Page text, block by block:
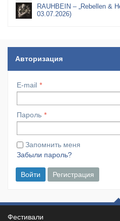
RAUHBEIN – „Rebellen &
03.07.2026)
Авторизация
E-mail
Пароль
Запомнить меня
Забыли пароль?
Войти Регистрация
Фестивали